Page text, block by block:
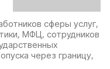
сферы услуг,
МФЦ, сотрудников
через границу,